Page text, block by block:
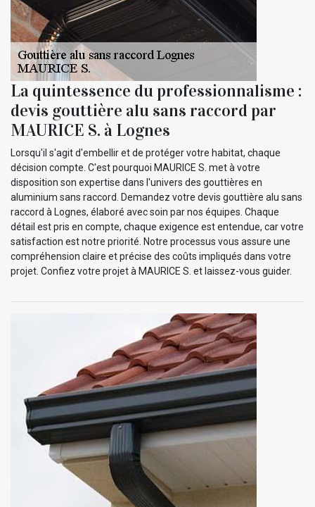
La quintessence du professionnalisme :
devis gouttière alu sans raccord par
MAURICE S. à Lognes
Lorsqu'il s'agit d'embellir et de protéger votre habitat, chaque
décision compte. C'est pourquoi MAURICE S. met à votre
disposition son expertise dans l'univers des gouttières en
aluminium sans raccord. Demandez votre devis gouttière alu sans
raccord à Lognes, élaboré avec soin par nos équipes. Chaque
détail est pris en compte, chaque exigence est entendue, car votre
satisfaction est notre priorité. Notre processus vous assure une
compréhension claire et précise des coûts impliqués dans votre
projet. Confiez votre projet à MAURICE S. et laissez-vous guider.